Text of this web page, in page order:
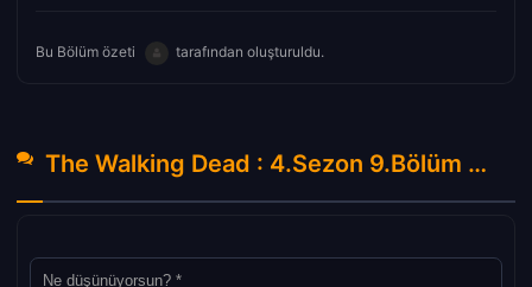
Bu Bölüm özeti tarafından oluşturuldu.
The Walking Dead : 4.Sezon 9.Bölüm Hakkında Yorumlar